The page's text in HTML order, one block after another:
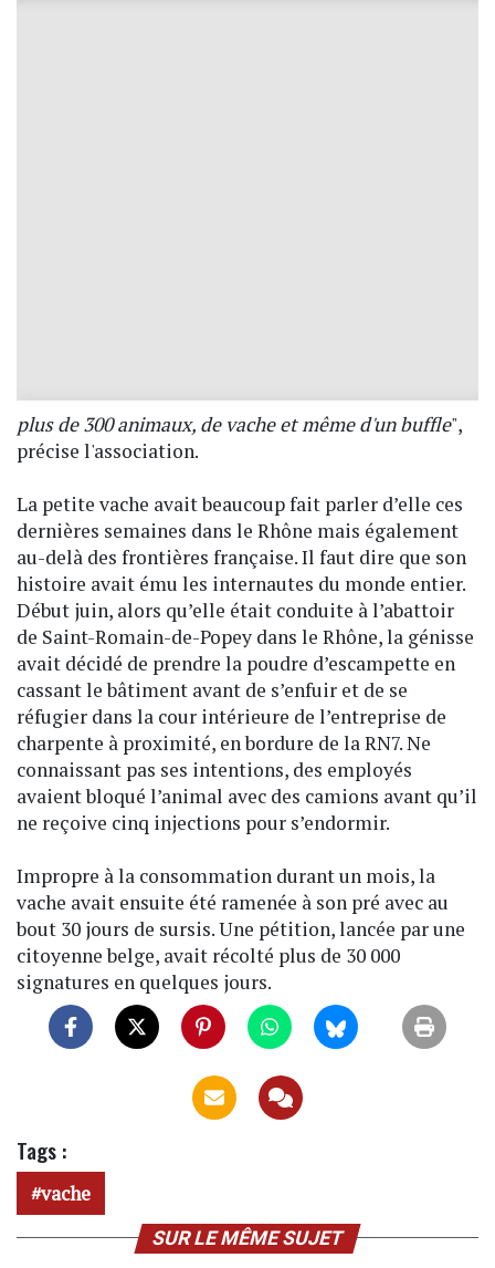
plus de 300 animaux, de vache et même d'un buffle",
précise l'association.
La petite vache avait beaucoup fait parler d’elle ces
dernières semaines dans le Rhône mais également
au-delà des frontières française. Il faut dire que son
histoire avait ému les internautes du monde entier.
Début juin, alors qu’elle était conduite à l’abattoir
de Saint-Romain-de-Popey dans le Rhône, la génisse
avait décidé de prendre la poudre d’escampette en
cassant le bâtiment avant de s’enfuir et de se
réfugier dans la cour intérieure de l’entreprise de
charpente à proximité, en bordure de la RN7. Ne
connaissant pas ses intentions, des employés
avaient bloqué l’animal avec des camions avant qu’il
ne reçoive cinq injections pour s’endormir.
Impropre à la consommation durant un mois, la
vache avait ensuite été ramenée à son pré avec au
bout 30 jours de sursis. Une pétition, lancée par une
citoyenne belge, avait récolté plus de 30 000
signatures en quelques jours.
Tags :
vache
SUR LE MÊME SUJET